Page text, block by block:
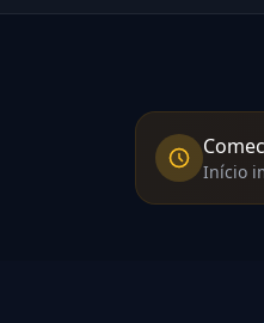
Início